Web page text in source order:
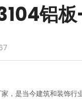
铝
，是当今建筑和装饰